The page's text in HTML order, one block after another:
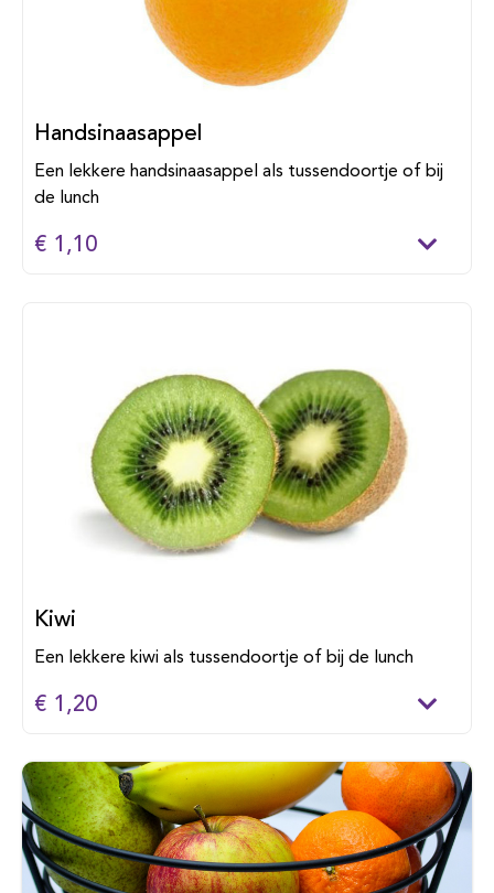
Handsinaasappel
Een lekkere handsinaasappel als tussendoortje of bij
de lunch
€ 1,10
Kiwi
Een lekkere kiwi als tussendoortje of bij de lunch
€ 1,20